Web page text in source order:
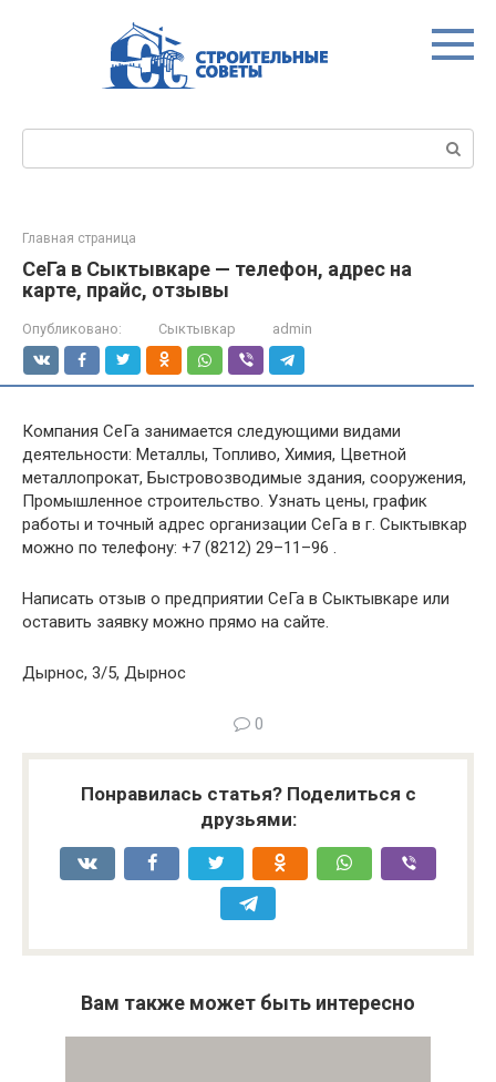
Главная страница
СеГа в Сыктывкаре — телефон, адрес на
карте, прайс, отзывы
Опубликовано: Сыктывкар admin
Компания СеГа занимается следующими видами
деятельности: Металлы, Топливо, Химия, Цветной
металлопрокат, Быстровозводимые здания, сооружения,
Промышленное строительство. Узнать цены, график
работы и точный адрес организации СеГа в г. Сыктывкар
можно по телефону: +7 (8212) 29–11–96 .
Написать отзыв о предприятии СеГа в Сыктывкаре или
оставить заявку можно прямо на сайте.
Дырнос, 3/5, Дырнос
0
Понравилась статья? Поделиться с
друзьями:
Вам также может быть интересно